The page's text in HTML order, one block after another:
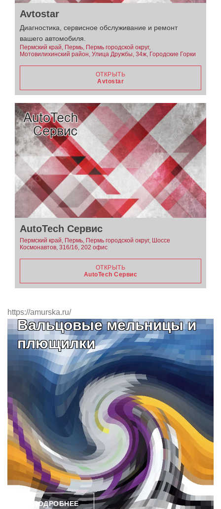
Avtostar
Диагностика, сервисное обслуживание и ремонт
вашего автомобиля.
Пермский край, Пермь, Пермь городской округ,
Мотовилихинский район, Улица Дружбы, 34ж, Городские Горки
ОТКРЫТЬ
Avtostar
AutoTech Сервис
Пермский край, Пермь, Пермь городской округ, Шоссе
Космонавтов, 316/16, 202 офис
ОТКРЫТЬ
AutoTech Сервис
https://amurska.ru/
Вальцовые мельницы и
плющилки
ПОДРОБНЕЕ